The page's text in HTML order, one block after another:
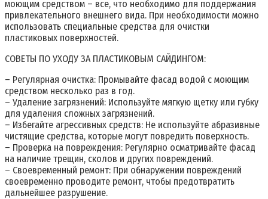
моющим средством – все, что необходимо для поддержания
привлекательного внешнего вида. При необходимости можно
использовать специальные средства для очистки
пластиковых поверхностей.
СОВЕТЫ ПО УХОДУ ЗА ПЛАСТИКОВЫМ САЙДИНГОМ:
– Регулярная очистка: Промывайте фасад водой с моющим
средством несколько раз в год.
– Удаление загрязнений: Используйте мягкую щетку или губку
для удаления сложных загрязнений.
– Избегайте агрессивных средств: Не используйте абразивные
чистящие средства, которые могут повредить поверхность.
– Проверка на повреждения: Регулярно осматривайте фасад
на наличие трещин, сколов и других повреждений.
– Своевременный ремонт: При обнаружении повреждений
своевременно проводите ремонт, чтобы предотвратить
дальнейшее разрушение.